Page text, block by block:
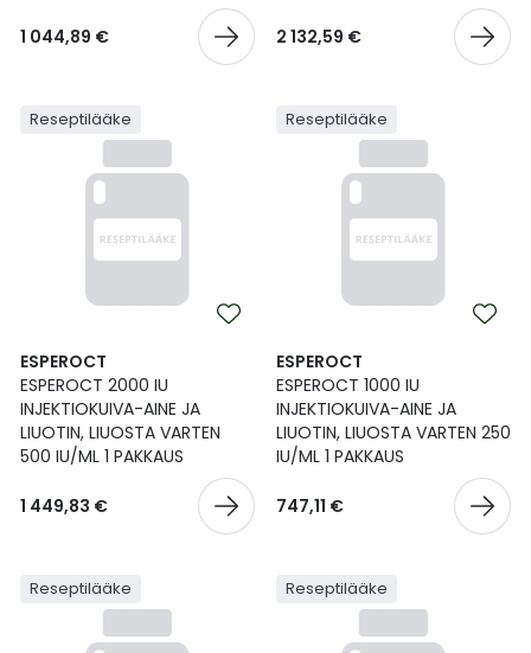
1 044,89 € 2 132,59 €
Reseptilääke
ESPEROCT
ESPEROCT 2000 IU
INJEKTIOKUIVA-AINE JA
LIUOTIN, LIUOSTA VARTEN
500 IU/ML 1 PAKKAUS
1 449,83 €
Reseptilääke
ESPEROCT
ESPEROCT 1000 IU
INJEKTIOKUIVA-AINE JA
LIUOTIN, LIUOSTA VARTEN 250
IU/ML 1 PAKKAUS
747,11 €
Reseptilääke Reseptilääke